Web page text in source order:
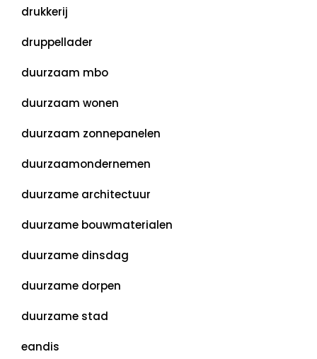
drukkerij
druppellader
duurzaam mbo
duurzaam wonen
duurzaam zonnepanelen
duurzaamondernemen
duurzame architectuur
duurzame bouwmaterialen
duurzame dinsdag
duurzame dorpen
duurzame stad
eandis